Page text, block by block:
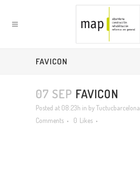
FAVICON
07 SEP FAVICON
Posted at 08:23h in byTuctucbarcelona
Comments
0 Likes